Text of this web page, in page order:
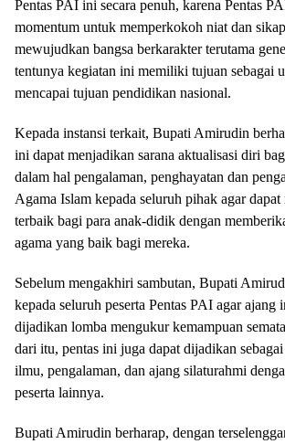
Pentas PAI ini secara penuh, karena Pentas
momentum untuk memperkokoh niat dan
mewujudkan bangsa berkarakter terutama
tentunya kegiatan ini memiliki tujuan sebagai
mencapai tujuan pendidikan nasional.
Kepada instansi terkait, Bupati Amirudin
ini dapat menjadikan sarana aktualisasi diri
dalam hal pengalaman, penghayatan dan
Agama Islam kepada seluruh pihak agar
terbaik bagi para anak-didik dengan
agama yang baik bagi mereka.
Sebelum mengakhiri sambutan, Bupati
kepada seluruh peserta Pentas PAI agar ajang
dijadikan lomba mengukur kemampuan
dari itu, pentas ini juga dapat dijadikan sebagai
ilmu, pengalaman, dan ajang silaturahmi
peserta lainnya.
Bupati Amirudin berharap, dengan